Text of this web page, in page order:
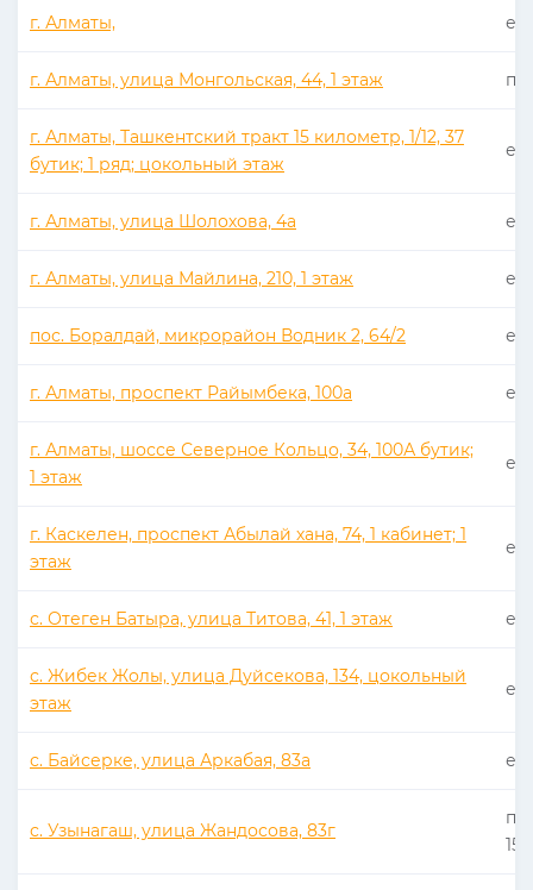
г. Алматы,
г. Алматы, улица Монгольская, 44, 1 этаж пн
г. Алматы, Ташкентский тракт 15 километр, 1/12, 37
бутик; 1 ряд; цокольный этаж
г. Алматы, улица Шолохова, 4а
г. Алматы, улица Майлина, 210, 1 этаж
пос. Боралдай, микрорайон Водник 2, 64/2
г. Алматы, проспект Райымбека, 100а
г. Алматы, шоссе Северное Кольцо, 34, 100А бутик;
1 этаж
г. Каскелен, проспект Абылай хана, 74, 1 кабинет; 1
этаж
с. Отеген Батыра, улица Титова, 41, 1 этаж
с. Жибек Жолы, улица Дуйсекова, 134, цокольный
этаж
с. Байсерке, улица Аркабая, 83а
с. Узынагаш, улица Жандосова, 83г
пн